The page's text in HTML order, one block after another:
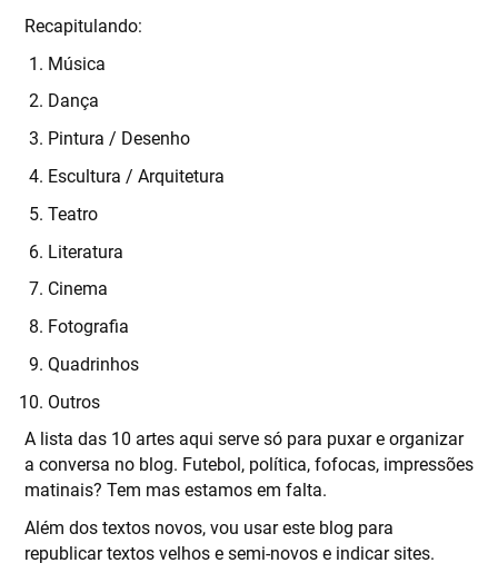
Recapitulando:
Música
Dança
Pintura / Desenho
Escultura / Arquitetura
Teatro
Literatura
Cinema
Fotografia
Quadrinhos
Outros
A lista das 10 artes aqui serve só para puxar e organizar
a conversa no blog. Futebol, política, fofocas, impressões
matinais? Tem mas estamos em falta.
Além dos textos novos, vou usar este blog para
republicar textos velhos e semi-novos e indicar sites.